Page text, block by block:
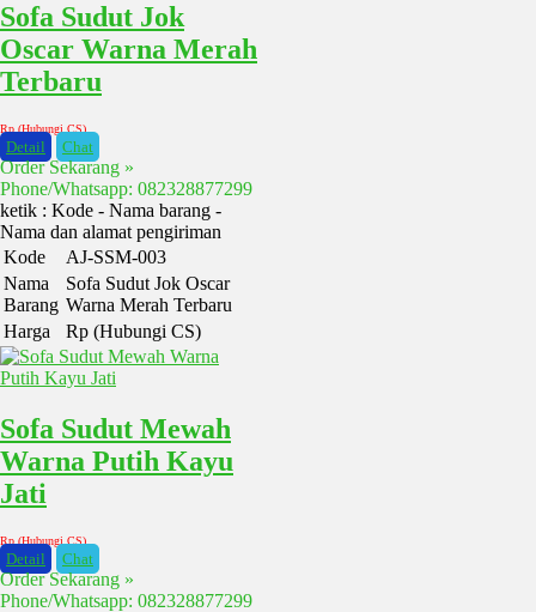
Sofa Sudut Jok
Oscar Warna Merah
Terbaru
Rp (Hubungi CS)
Detail Chat
Order Sekarang »
Phone/Whatsapp: 082328877299
ketik : Kode - Nama barang -
Nama dan alamat pengiriman
Kode
AJ-SSM-003
Nama
Barang
Sofa Sudut Jok Oscar
Warna Merah Terbaru
Harga
Rp (Hubungi CS)
Sofa Sudut Mewah
Warna Putih Kayu
Jati
Rp (Hubungi CS)
Detail Chat
Order Sekarang »
Phone/Whatsapp: 082328877299